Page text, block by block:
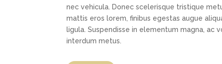
nec vehicula. Donec scelerisque tristique
mattis eros lorem, finibus egestas augue
ligula. Suspendisse in elementum magna, ac
interdum metus.